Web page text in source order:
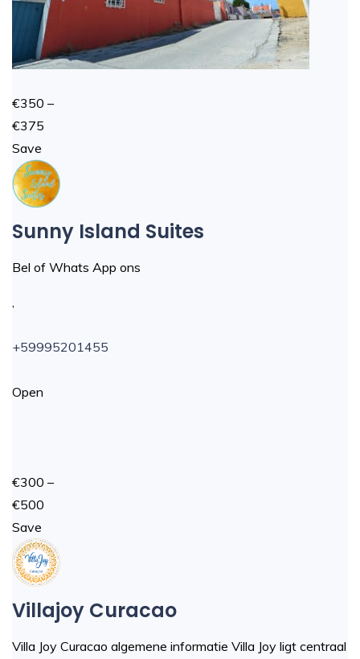
€350 –
€375
Save
Sunny Island Suites
Bel of Whats App ons
+59995201455
Open
€300 –
€500
Save
Villajoy Curacao
Villa Joy Curacao algemene informatie Villa Joy ligt centraal